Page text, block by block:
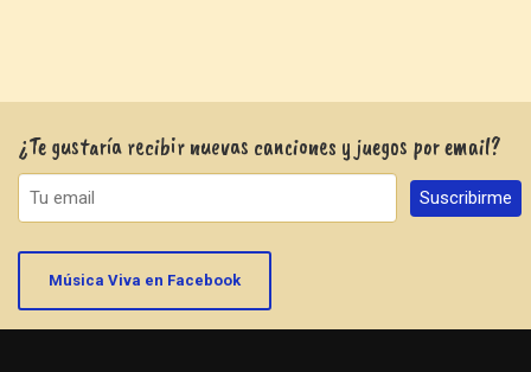
¿Te gustaría recibir nuevas canciones y juegos por email?
Música Viva en Facebook